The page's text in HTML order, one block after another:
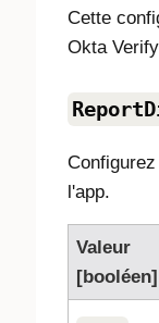
Cette
Okta Verify
l'app.
Valeur
[booléen]